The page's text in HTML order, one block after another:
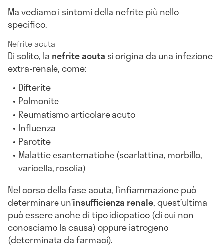
Ma vediamo i sintomi della nefrite più nello
specifico.
Nefrite acuta
Di solito, la nefrite acuta si origina da una infezione
extra-renale, come:
Difterite
Polmonite
Reumatismo articolare acuto
Influenza
Parotite
Malattie esantematiche (scarlattina, morbillo,
varicella, rosolia)
Nel corso della fase acuta, l’infiammazione può
determinare un’insufficienza renale, quest’ultima
può essere anche di tipo idiopatico (di cui non
conosciamo la causa) oppure iatrogeno
(determinata da farmaci).